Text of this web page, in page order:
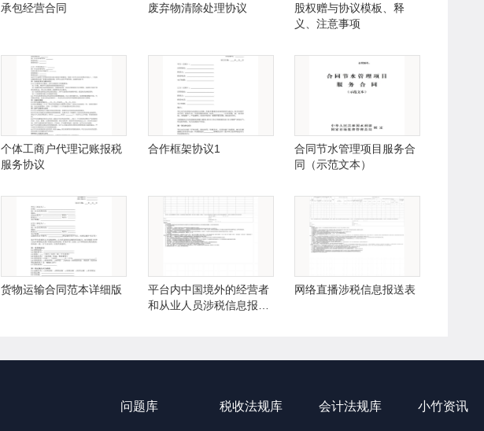
承包经营合同 废弃物清除处理协议
股权赠与协议模板、释
义、注意事项
个体工商户代理记账报税
服务协议
合作框架协议1
合同节水管理项目服务合
同（示范文本）
货物运输合同范本详细版
平台内中国境外的经营者
和从业人员涉税信息报送
网络直播涉税信息报送表
问题库 税收法规库 会计法规库 小竹资讯